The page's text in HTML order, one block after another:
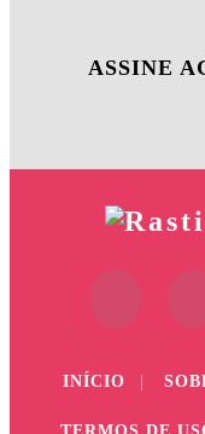
ASSINE
INÍCIO